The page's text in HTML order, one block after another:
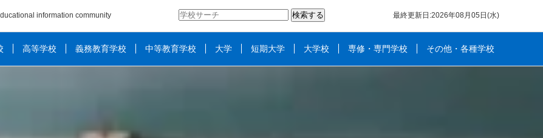
information community
検
索:
最終更新日:2026年08月05日(水)
高等学校 義務教育学校 中等教育学校 大学 短期大学 大学校 専修・専門学校 その他・各種学校